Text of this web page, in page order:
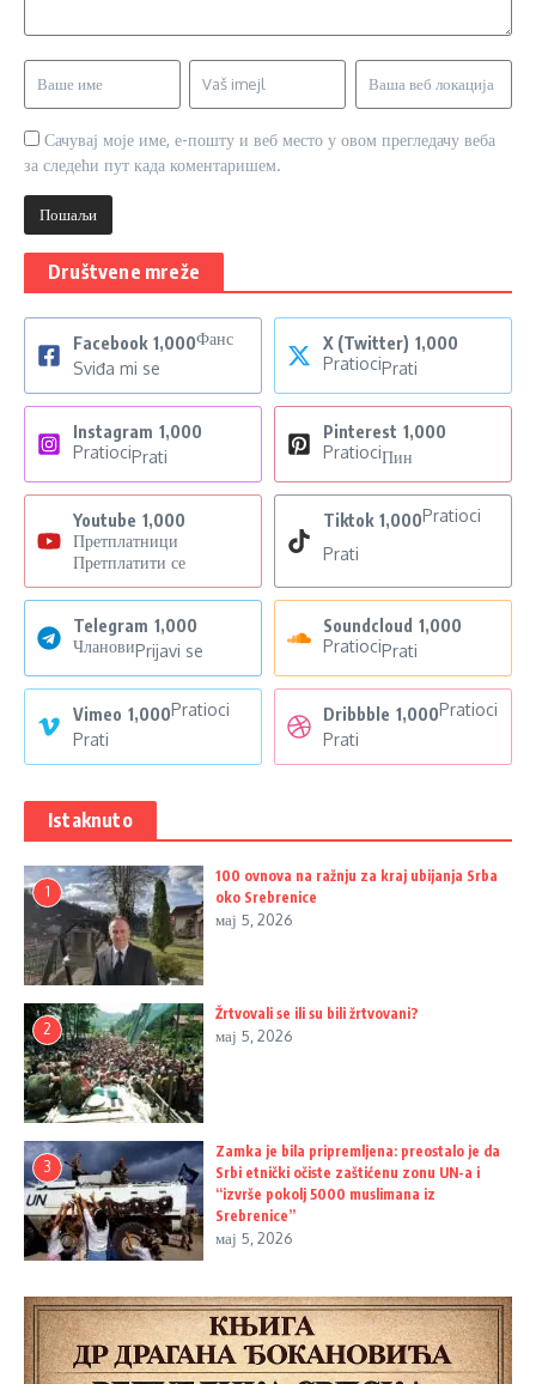
Сачувај моје име, е-пошту и веб место у овом прегледачу веба
за следећи пут када коментаришем.
Društvene mreže
Facebook 1,000Фанс
Sviđa mi se
X (Twitter) 1,000
PratiociPrati
Instagram 1,000
PratiociPrati
Pinterest 1,000
PratiociПин
Youtube 1,000
Претплатници
Претплатити се
Tiktok 1,000Pratioci
Prati
Telegram 1,000
ЧлановиPrijavi se
Soundcloud 1,000
PratiociPrati
Vimeo 1,000Pratioci
Prati
Dribbble 1,000Pratioci
Prati
Istaknuto
1
100 ovnova na ražnju za kraj ubijanja Srba
oko Srebrenice
мај 5, 2026
2
Žrtvovali se ili su bili žrtvovani?
мај 5, 2026
3
Zamka je bila pripremljena: preostalo je da
Srbi etnički očiste zaštićenu zonu UN-a i
“izvrše pokolj 5000 muslimana iz
Srebrenice”
мај 5, 2026